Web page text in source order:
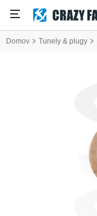
Domov Tunely & plugy